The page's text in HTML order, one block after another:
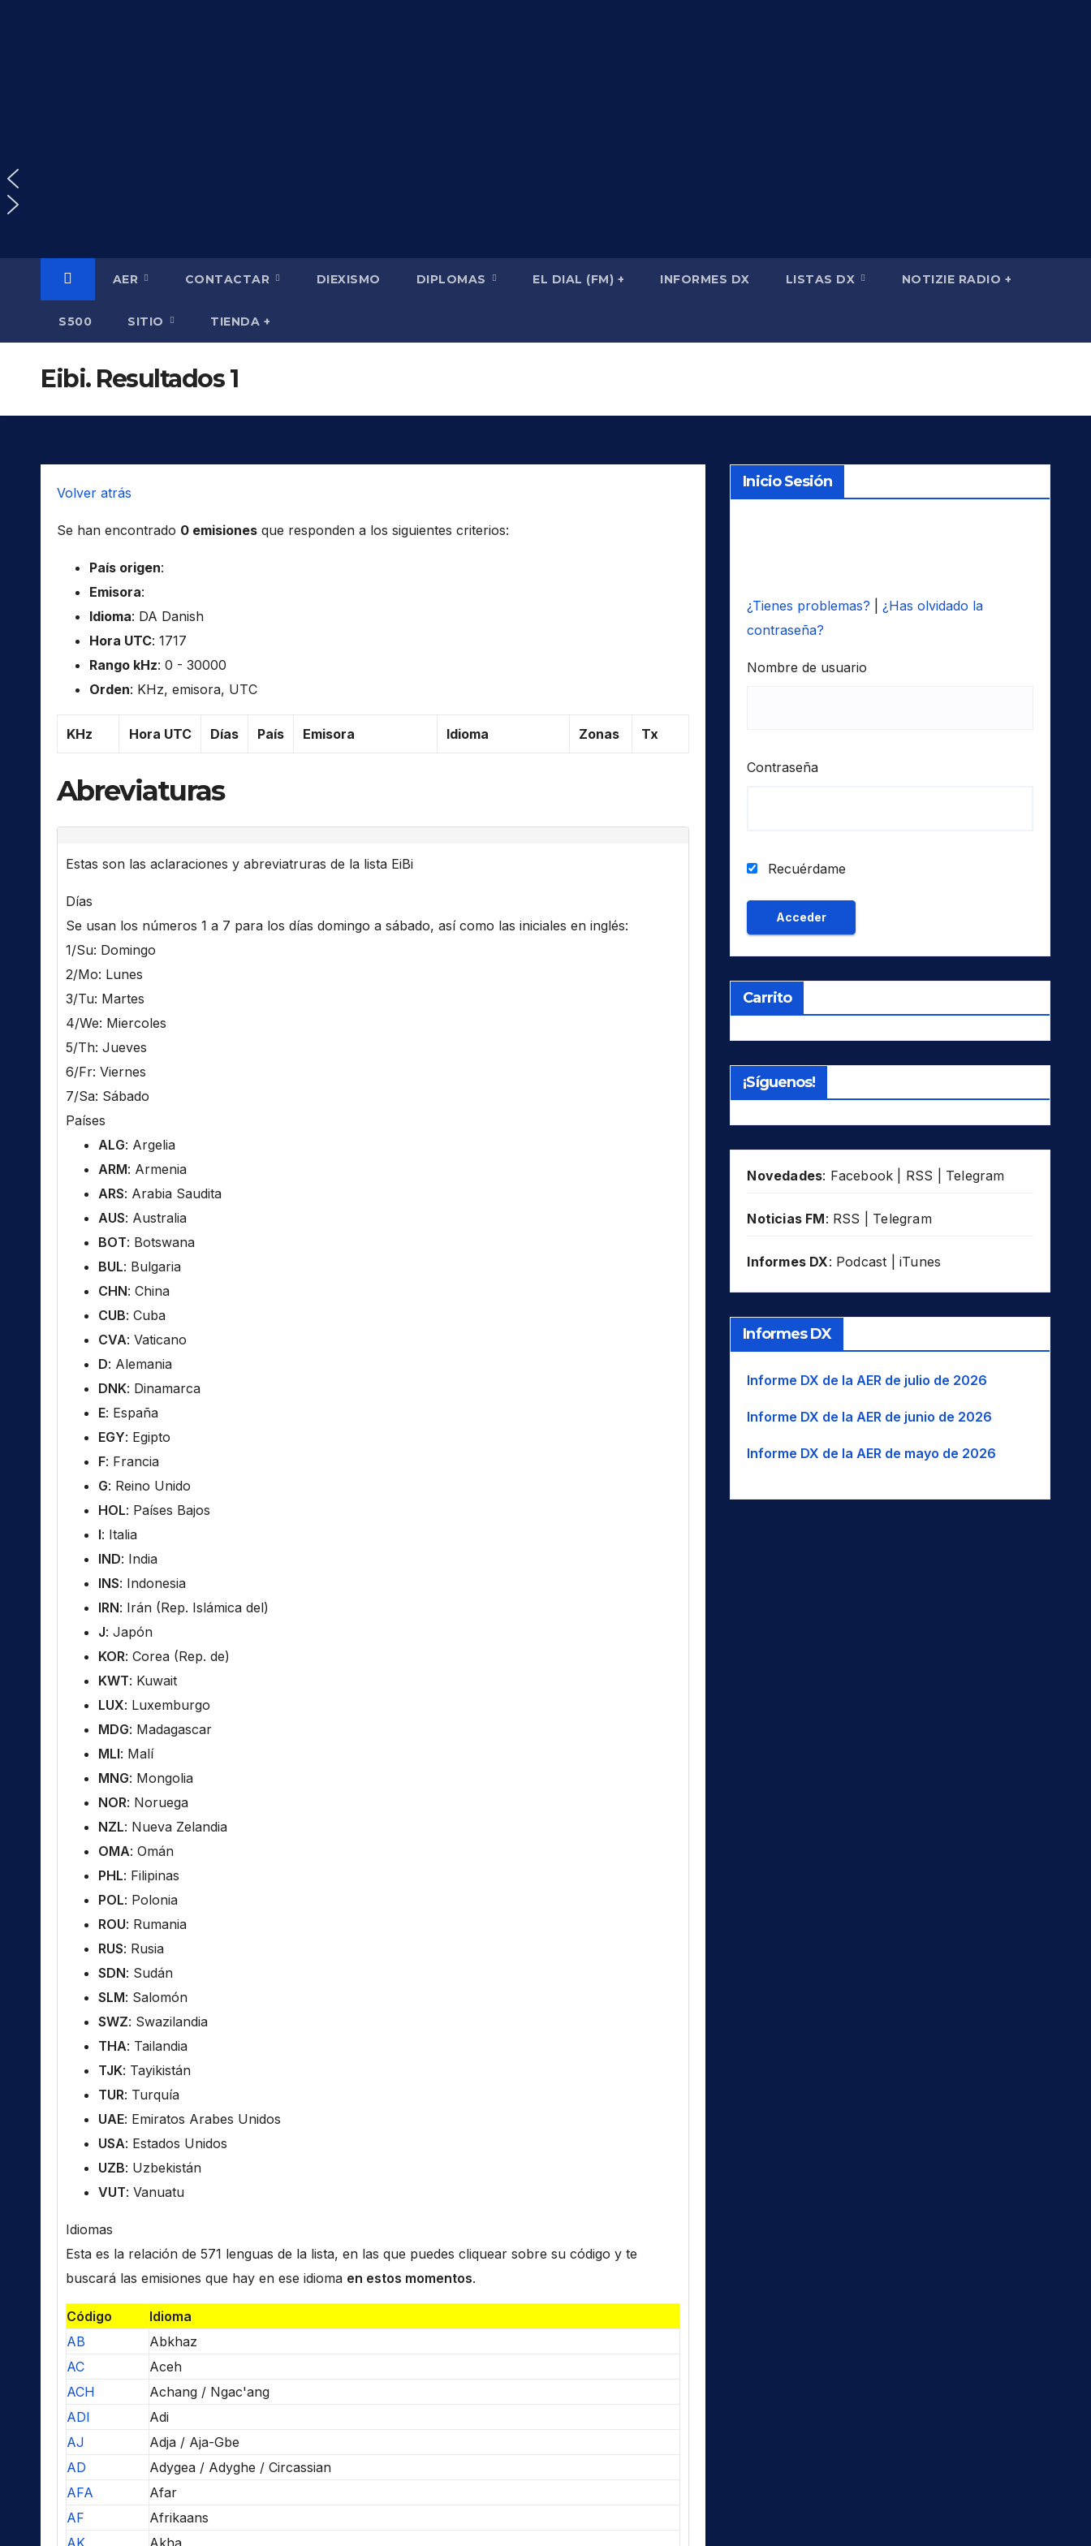
AER CONTACTAR DIEXISMO DIPLOMAS EL DIAL (FM) + INFORMES DX LISTAS DX NOTIZIE RADIO +
S500 SITIO TIENDA +
Eibi. Resultados 1
Volver atrás
Se han encontrado 0 emisiones que responden a los siguientes criterios:
País origen:
Emisora:
Idioma: DA Danish
Hora UTC: 1717
Rango kHz: 0 - 30000
Orden: KHz, emisora, UTC
KHz Hora UTC Días País Emisora Idioma Zonas Tx
Abreviaturas
Estas son las aclaraciones y abreviatruras de la lista EiBi
Días
Se usan los números 1 a 7 para los días domingo a sábado, así como las iniciales en inglés:
1/Su: Domingo
2/Mo: Lunes
3/Tu: Martes
4/We: Miercoles
5/Th: Jueves
6/Fr: Viernes
7/Sa: Sábado
Países
ALG: Argelia
ARM: Armenia
ARS: Arabia Saudita
AUS: Australia
BOT: Botswana
BUL: Bulgaria
CHN: China
CUB: Cuba
CVA: Vaticano
D: Alemania
DNK: Dinamarca
E: España
EGY: Egipto
F: Francia
G: Reino Unido
HOL: Países Bajos
I: Italia
IND: India
INS: Indonesia
IRN: Irán (Rep. Islámica del)
J: Japón
KOR: Corea (Rep. de)
KWT: Kuwait
LUX: Luxemburgo
MDG: Madagascar
MLI: Malí
MNG: Mongolia
NOR: Noruega
NZL: Nueva Zelandia
OMA: Omán
PHL: Filipinas
POL: Polonia
ROU: Rumania
RUS: Rusia
SDN: Sudán
SLM: Salomón
SWZ: Swazilandia
THA: Tailandia
TJK: Tayikistán
TUR: Turquía
UAE: Emiratos Arabes Unidos
USA: Estados Unidos
UZB: Uzbekistán
VUT: Vanuatu
Idiomas
Esta es la relación de 571 lenguas de la lista, en las que puedes cliquear sobre su código y te
buscará las emisiones que hay en ese idioma en estos momentos.
Código
Idioma
AB
Abkhaz
AC
Aceh
ACH
Achang / Ngac'ang
ADI
Adi
AJ
Adja / Aja-Gbe
AD
Adygea / Adyghe / Circassian
AFA
Afar
AF
Afrikaans
Inicio Sesión
¿Tienes problemas?
¿Has olvidado la
contraseña?
Nombre de usuario
Contraseña
Recuérdame
Carrito
¡Síguenos!
Novedades: Facebook RSS Telegram
Noticias FM: RSS Telegram
Informes DX: Podcast iTunes
Informes DX
Informe DX de la AER de julio de 2026
Informe DX de la AER de junio de 2026
Informe DX de la AER de mayo de 2026